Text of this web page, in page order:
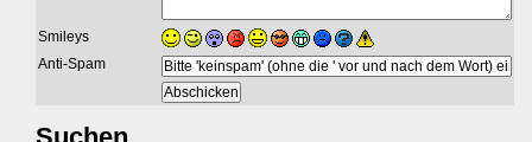
Smileys
Anti-Spam